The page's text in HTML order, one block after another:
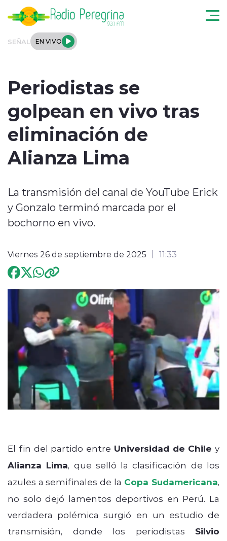
SEÑAL EN VIVO
Tendencias
Podcast
Deportes
Entrevistas
modo claro
Periodistas se
golpean en vivo tras
eliminación de
Alianza Lima
La transmisión del canal de YouTube Erick
y Gonzalo terminó marcada por el
bochorno en vivo.
Viernes 26 de septiembre de 2025 11:33
El fin del partido entre Universidad de Chile y
Alianza Lima, que selló la clasificación de los
azules a semifinales de la Copa Sudamericana,
no solo dejó lamentos deportivos en Perú. La
verdadera polémica surgió en un estudio de
transmisión, donde los periodistas Silvio